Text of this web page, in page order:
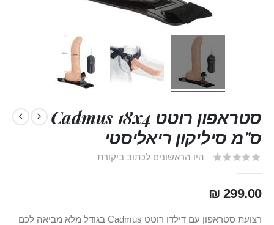
סטראפון רוטט Cadmus 18x4
ס"מ סיליקון ריאליסטי
היו הראשונים לכתוב ביקורת
299.00 ₪
רצועת סטראפון עם דילדו רוטט Cadmus בגודל מלא מביאה לכם